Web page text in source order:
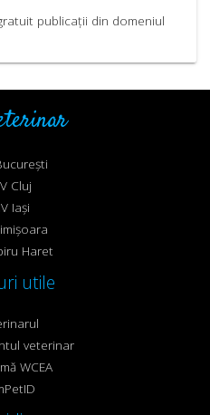
publicații din domeniul
Cluj
Iași
Haret
utile
veterinar
WCEA